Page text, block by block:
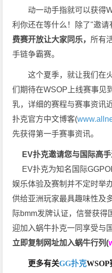
动一动手指就可以获得
利你还在等什么！除了"邀请
费赛开放让大家同乐， 所有
手链争霸赛。
这个夏季，就让我们在
们期待在WSOP上线赛事见
乳，详细的赛程与赛事资讯
扑克官方中文博客(
先获得第一手赛事资讯。
EV扑克邀请您与国际高手
EV扑克为知名国际
娱乐体验及赛制并不定时举
供给亚洲玩家最具趣味性及
际bmm发牌认证，信誉获得
迎加入蜗牛扑克一同享受与
立即复制网址加入蜗牛行列(
更多有关GG扑克WSOP